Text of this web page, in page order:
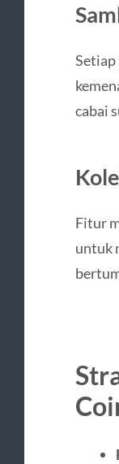
Setiap
cabai
Fitur
untuk